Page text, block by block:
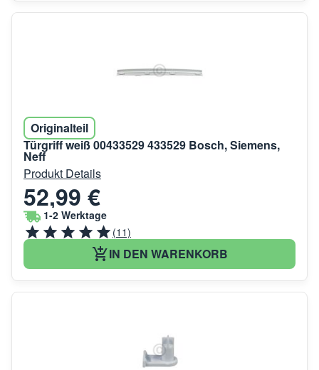
Originalteil
Türgriff weiß 00433529 433529 Bosch, Siemens,
Neff
Produkt Details
52,99 €
1-2 Werktage
(11)
IN DEN WARENKORB